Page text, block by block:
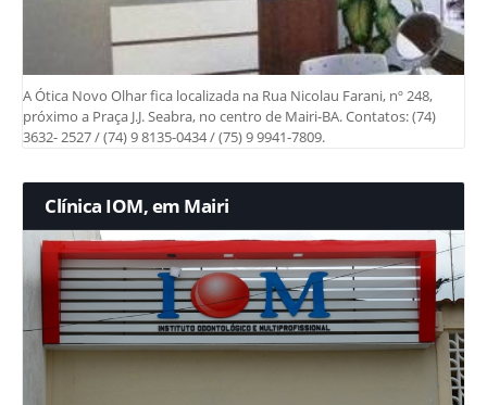
A Ótica Novo Olhar fica localizada na Rua Nicolau Farani, nº 248,
próximo a Praça J.J. Seabra, no centro de Mairi-BA. Contatos: (74)
3632- 2527 / (74) 9 8135-0434 / (75) 9 9941-7809.
Clínica IOM, em Mairi